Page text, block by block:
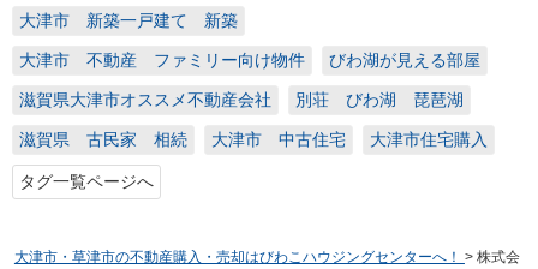
大津市 新築一戸建て 新築
大津市 不動産 ファミリー向け物件 びわ湖が見える部屋
滋賀県大津市オススメ不動産会社 別荘 びわ湖 琵琶湖
滋賀県 古民家 相続 大津市 中古住宅 大津市住宅購入
タグ一覧ページへ
大津市・草津市の不動産購入・売却はびわこハウジングセンターへ！ > 株式会